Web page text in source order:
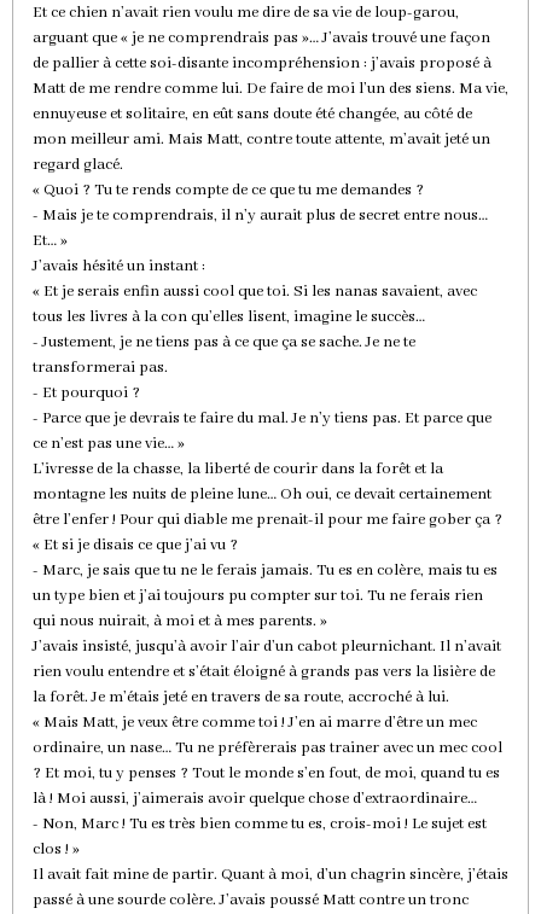
Et ce chien n’avait rien voulu me dire de sa vie de loup-garou,
arguant que « je ne comprendrais pas »… J’avais trouvé une façon
de pallier à cette soi-disante incompréhension : j’avais proposé à
Matt de me rendre comme lui. De faire de moi l’un des siens. Ma vie,
ennuyeuse et solitaire, en eût sans doute été changée, au côté de
mon meilleur ami. Mais Matt, contre toute attente, m’avait jeté un
regard glacé.
« Quoi ? Tu te rends compte de ce que tu me demandes ?
- Mais je te comprendrais, il n’y aurait plus de secret entre nous…
Et… »
J’avais hésité un instant :
« Et je serais enfin aussi cool que toi. Si les nanas savaient, avec
tous les livres à la con qu’elles lisent, imagine le succès…
- Justement, je ne tiens pas à ce que ça se sache. Je ne te
transformerai pas.
- Et pourquoi ?
- Parce que je devrais te faire du mal. Je n’y tiens pas. Et parce que
ce n’est pas une vie… »
L’ivresse de la chasse, la liberté de courir dans la forêt et la
montagne les nuits de pleine lune… Oh oui, ce devait certainement
être l’enfer ! Pour qui diable me prenait-il pour me faire gober ça ?
« Et si je disais ce que j’ai vu ?
- Marc, je sais que tu ne le ferais jamais. Tu es en colère, mais tu es
un type bien et j’ai toujours pu compter sur toi. Tu ne ferais rien
qui nous nuirait, à moi et à mes parents. »
J’avais insisté, jusqu’à avoir l’air d’un cabot pleurnichant. Il n’avait
rien voulu entendre et s’était éloigné à grands pas vers la lisière de
la forêt. Je m’étais jeté en travers de sa route, accroché à lui.
« Mais Matt, je veux être comme toi ! J’en ai marre d’être un mec
ordinaire, un nase… Tu ne préfèrerais pas trainer avec un mec cool
? Et moi, tu y penses ? Tout le monde s’en fout, de moi, quand tu es
là ! Moi aussi, j’aimerais avoir quelque chose d’extraordinaire…
- Non, Marc ! Tu es très bien comme tu es, crois-moi ! Le sujet est
clos ! »
Il avait fait mine de partir. Quant à moi, d’un chagrin sincère, j’étais
passé à une sourde colère. J’avais poussé Matt contre un tronc